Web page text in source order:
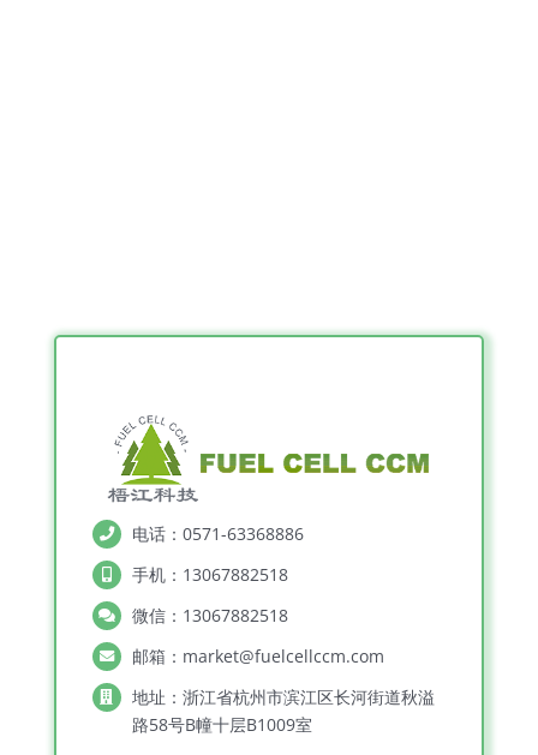
电话：0571-63368886
手机：13067882518
微信：13067882518
邮箱：market@fuelcellccm.com
地址：浙江省杭州市滨江区长河街道秋溢
路58号B幢十层B1009室